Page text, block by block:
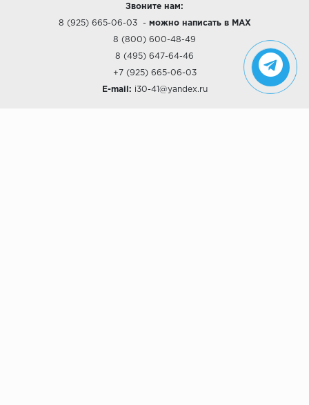
Звоните нам:
8 (925) 665-06-03- можно написать в MAX
8 (800) 600-48-49
8 (495) 647-64-46
+7 (925) 665-06-03
E-mail: i30-41@yandex.ru